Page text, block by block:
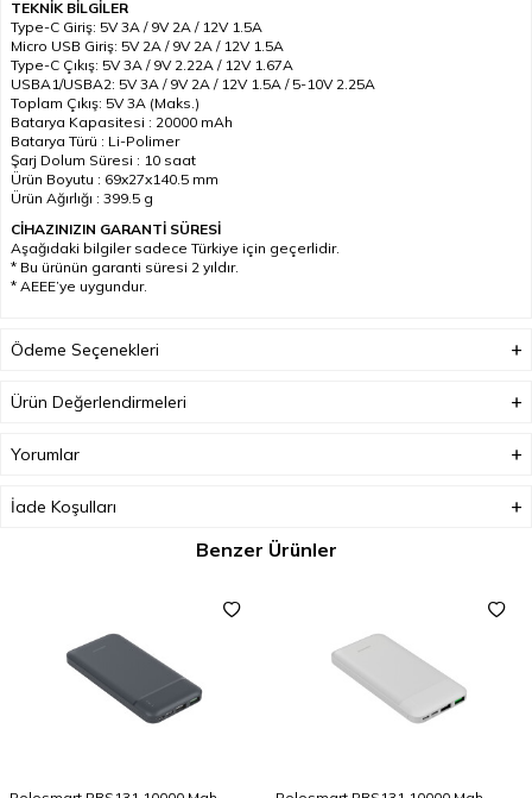
TEKNİK BİLGİLER
Type-C Giriş: 5V 3A / 9V 2A / 12V 1.5A
Micro USB Giriş: 5V 2A / 9V 2A / 12V 1.5A
Type-C Çıkış: 5V 3A / 9V 2.22A / 12V 1.67A
USBA1/USBA2: 5V 3A / 9V 2A / 12V 1.5A / 5-10V 2.25A
Toplam Çıkış: 5V 3A (Maks.)
Batarya Kapasitesi : 20000 mAh
Batarya Türü : Li-Polimer
Şarj Dolum Süresi : 10 saat
Ürün Boyutu : 69x27x140.5 mm
Ürün Ağırlığı : 399.5 g
CİHAZINIZIN GARANTİ SÜRESİ
Aşağıdaki bilgiler sadece Türkiye için geçerlidir.
* Bu ürünün garanti süresi 2 yıldır.
* AEEE’ye uygundur.
Ödeme Seçenekleri
Ürün Değerlendirmeleri
Yorumlar
İade Koşulları
Benzer Ürünler